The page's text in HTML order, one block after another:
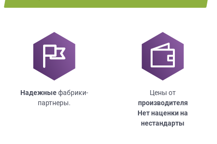
Надежныефабрики-
партнеры.
Цены от
производителя
Нет наценки на
нестандарты